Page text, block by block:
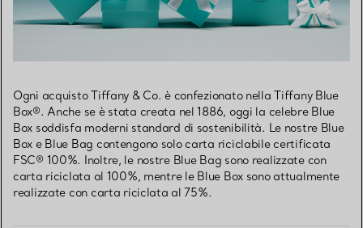
Ogni acquisto Tiffany & Co. è confezionato nella Tiffany Blue
Box®. Anche se è stata creata nel 1886, oggi la celebre Blue
Box soddisfa moderni standard di sostenibilità. Le nostre Blue
Box e Blue Bag contengono solo carta riciclabile certificata
FSC® 100%. Inoltre, le nostre Blue Bag sono realizzate con
carta riciclata al 100%, mentre le Blue Box sono attualmente
realizzate con carta riciclata al 75%.